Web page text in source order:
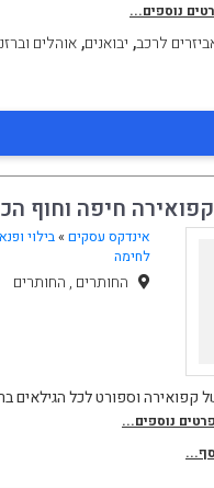
נוספים...
לרכב, יבואנים,אוהלים
חיפה וחוף
אינדקס עסקים »בילוי
לחימה
החותרים , החותרים
קפואירה וספורט לכל הגילאים
נוספים...